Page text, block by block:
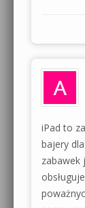
iPad to
bajery
zabawek